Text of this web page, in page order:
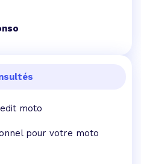
moto
pour votre moto